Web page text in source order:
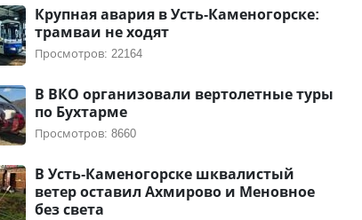
Крупная авария в Усть-Каменогорске:
трамваи не ходят
Просмотров: 22164
В ВКО организовали вертолетные туры
по Бухтарме
Просмотров: 8660
В Усть-Каменогорске шквалистый
ветер оставил Ахмирово и Меновное
без света